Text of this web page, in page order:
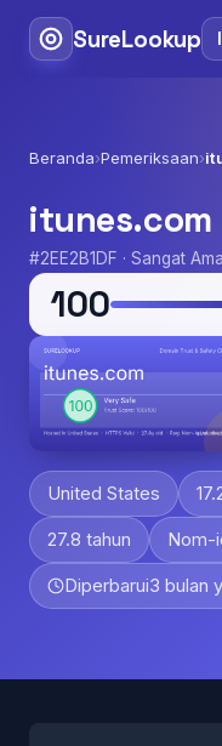
SureLookup
Beranda›Pemeriksaan›
itunes.com
#2EE2B1DF · Sangat
100
United States
27.8 tahun Nom-
Diperbarui3 bulan